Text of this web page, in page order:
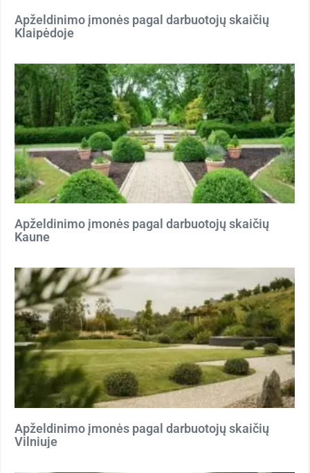
Apželdinimo įmonės pagal darbuotojų skaičių
Klaipėdoje
Apželdinimo įmonės pagal darbuotojų skaičių
Kaune
Apželdinimo įmonės pagal darbuotojų skaičių
Vilniuje